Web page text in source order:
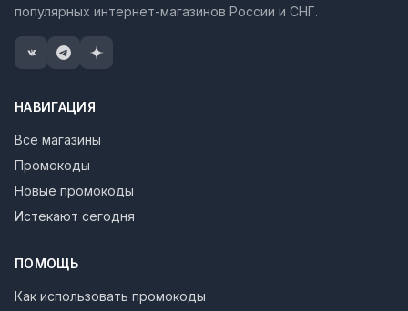
популярных интернет-магазинов России и СНГ.
НАВИГАЦИЯ
Все магазины
Промокоды
Новые промокоды
Истекают сегодня
ПОМОЩЬ
Как использовать промокоды